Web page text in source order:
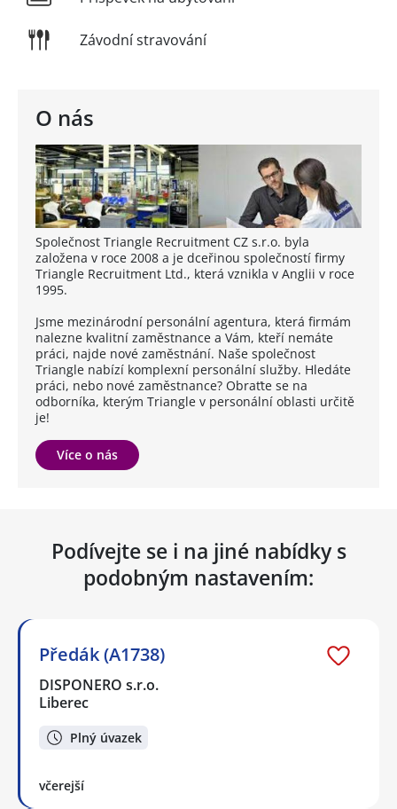
O nás
Společnost Triangle Recruitment CZ s.r.o. byla
založena v roce 2008 a je dceřinou společností firmy
Triangle Recruitment Ltd., která vznikla v Anglii v roce
1995.
Jsme mezinárodní personální agentura, která firmám
nalezne kvalitní zaměstnance a Vám, kteří nemáte
práci, najde nové zaměstnání. Naše společnost
Triangle nabízí komplexní personální služby. Hledáte
práci, nebo nové zaměstnance? Obraťte se na
odborníka, kterým Triangle v personální oblasti určitě
je!
Více o nás
Závodní stravování
Podívejte se i na jiné nabídky s
podobným nastavením:
Předák (A1738)
DISPONERO s.r.o.
Liberec
Plný úvazek
včerejší